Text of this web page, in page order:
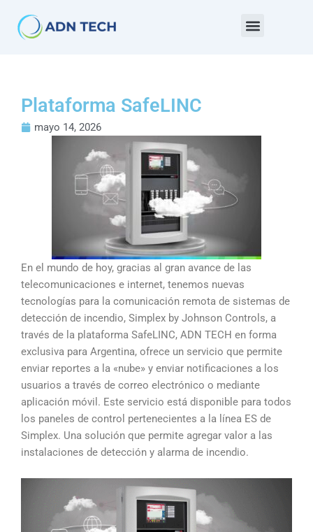
contenido
Plataforma SafeLINC
mayo 14, 2026
En el mundo de hoy, gracias al gran avance de las
telecomunicaciones e internet, tenemos nuevas
tecnologías para la comunicación remota de sistemas de
detección de incendio, Simplex by Johnson Controls, a
través de la plataforma SafeLINC, ADN TECH en forma
exclusiva para Argentina, ofrece un servicio que permite
enviar reportes a la «nube» y enviar notificaciones a los
usuarios a través de correo electrónico o mediante
aplicación móvil. Este servicio está disponible para todos
los paneles de control pertenecientes a la línea ES de
Simplex. Una solución que permite agregar valor a las
instalaciones de detección y alarma de incendio.